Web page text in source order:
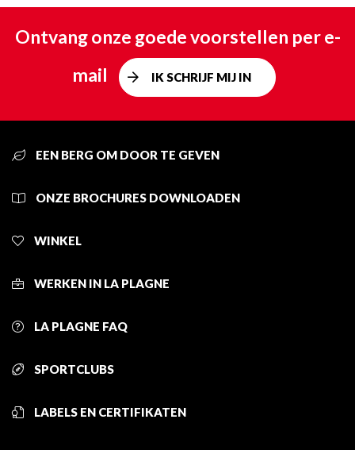
Ontvang onze goede voorstellen per e-
mail
IK SCHRIJF MIJ IN
EEN BERG OM DOOR TE GEVEN
ONZE BROCHURES DOWNLOADEN
WINKEL
WERKEN IN LA PLAGNE
LA PLAGNE FAQ
SPORTCLUBS
LABELS EN CERTIFIKATEN